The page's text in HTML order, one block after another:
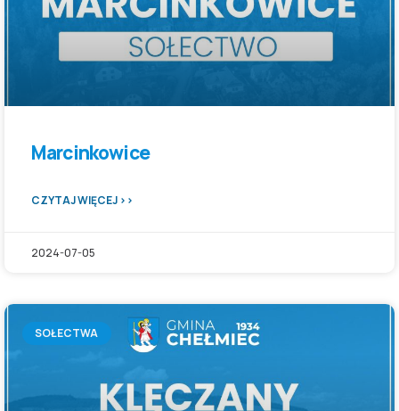
Marcinkowice
CZYTAJ WIĘCEJ >>
2024-07-05
SOŁECTWA